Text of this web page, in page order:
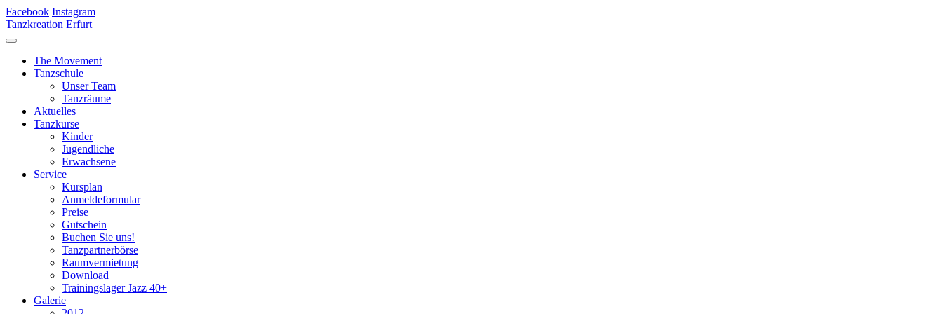
Facebook Instagram
Tanzkreation Erfurt
The Movement
Tanzschule
Unser Team
Tanzräume
Aktuelles
Tanzkurse
Kinder
Jugendliche
Erwachsene
Service
Kursplan
Anmeldeformular
Preise
Gutschein
Buchen Sie uns!
Tanzpartnerbörse
Raumvermietung
Download
Trainingslager Jazz 40+
Galerie